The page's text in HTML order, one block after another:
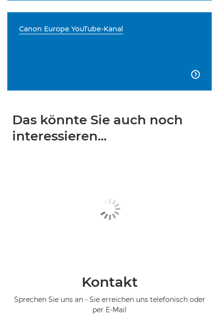
Canon Europe YouTube-Kanal

Das könnte Sie auch noch
interessieren...
Kontakt
Sprechen Sie uns an - Sie erreichen uns telefonisch oder
per E-Mail